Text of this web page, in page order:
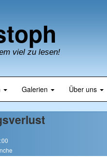
viel zu lesen!
Galerien Über uns